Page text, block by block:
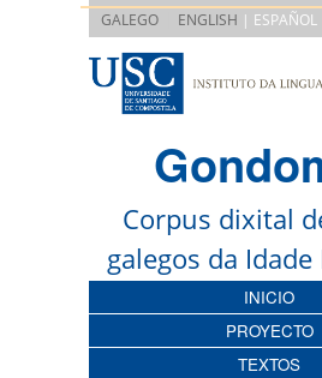
GALEGO ENGLISH | ESPAÑOL
Corpus dixital
galegos da
INICIO
PROYECTO
TEXTOS